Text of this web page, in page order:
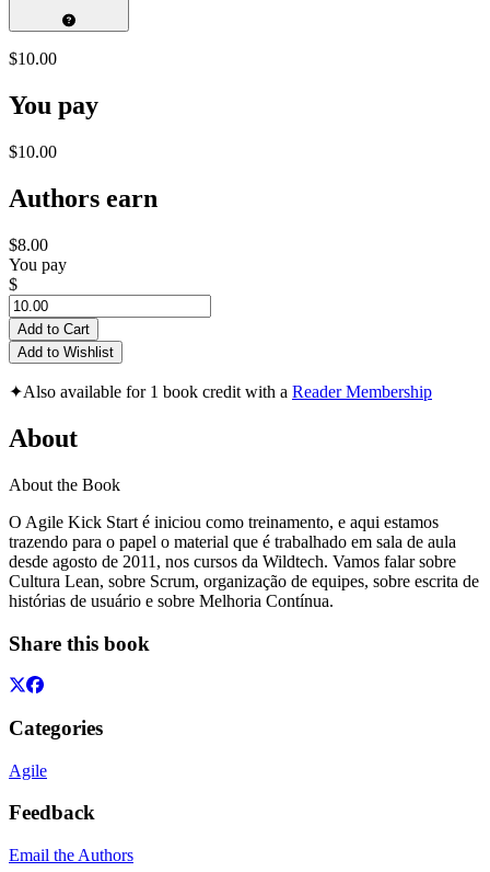
$10.00
You pay
$10.00
Authors earn
$8.00
You pay
$
Add to Cart
Add to Wishlist
✦Also available for 1 book credit with a Reader Membership
About
About the Book
O Agile Kick Start é iniciou como treinamento, e aqui estamos
trazendo para o papel o material que é trabalhado em sala de aula
desde agosto de 2011, nos cursos da Wildtech. Vamos falar sobre
Cultura Lean, sobre Scrum, organização de equipes, sobre escrita de
histórias de usuário e sobre Melhoria Contínua.
Share this book
Categories
Agile
Feedback
Email the Authors